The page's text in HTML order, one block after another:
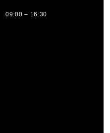
09:00 – 16:30